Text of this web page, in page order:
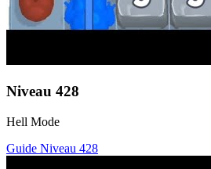
Niveau 428
Hell Mode
Guide Niveau 428